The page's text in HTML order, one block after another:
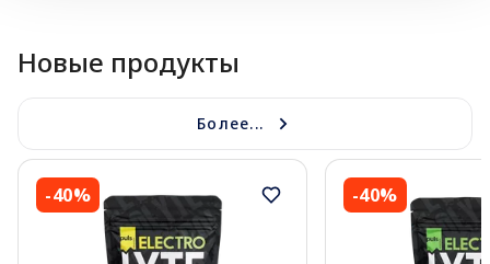
Новые продукты
Более...
-40% -40%